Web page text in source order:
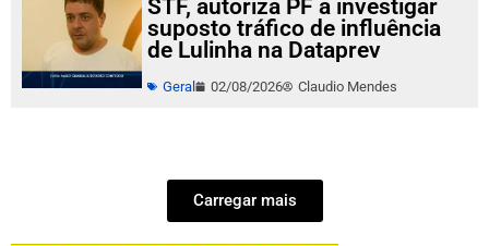
STF, autoriza PF a investigar
suposto tráfico de influência
de Lulinha na Dataprev
Geral 02/08/2026 Claudio Mendes
Carregar mais